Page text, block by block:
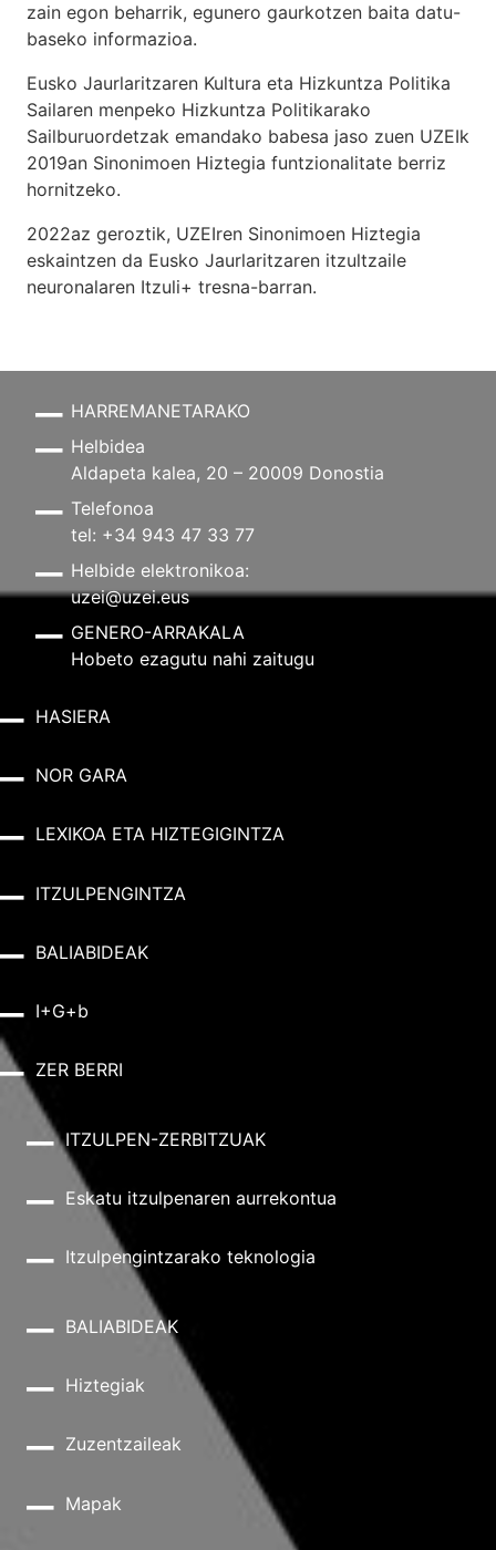
zain egon beharrik, egunero gaurkotzen baita datu-
baseko informazioa.
Eusko Jaurlaritzaren Kultura eta Hizkuntza Politika
Sailaren menpeko Hizkuntza Politikarako
Sailburuordetzak emandako babesa jaso zuen UZEIk
2019an Sinonimoen Hiztegia funtzionalitate berriz
hornitzeko.
2022az geroztik, UZEIren Sinonimoen Hiztegia
eskaintzen da Eusko Jaurlaritzaren itzultzaile
neuronalaren Itzuli+ tresna-barran.
HARREMANETARAKO
Helbidea
Aldapeta kalea, 20 – 20009 Donostia
Telefonoa
tel: +34 943 47 33 77
Helbide elektronikoa:
uzei@uzei.eus
GENERO-ARRAKALA
Hobeto ezagutu nahi zaitugu
HASIERA
NOR GARA
LEXIKOA ETA HIZTEGIGINTZA
ITZULPENGINTZA
BALIABIDEAK
I+G+b
ZER BERRI
ITZULPEN-ZERBITZUAK
Eskatu itzulpenaren aurrekontua
Itzulpengintzarako teknologia
BALIABIDEAK
Hiztegiak
Zuzentzaileak
Mapak